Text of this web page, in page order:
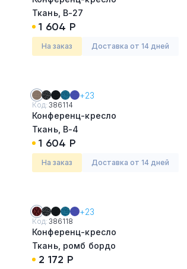
Ткань, В-27
1 604 Р
На заказ Доставка от 14 дней
+23
Код:386114
Конференц-кресло
Ткань, В-4
1 604 Р
На заказ Доставка от 14 дней
+23
Код:386118
Конференц-кресло
Ткань, ромб бордо
2 172 Р